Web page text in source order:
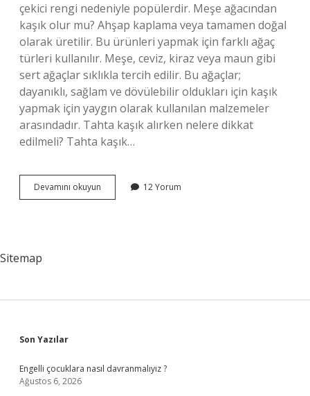
çekici rengi nedeniyle popülerdir. Meşe ağacından
kaşık olur mu? Ahşap kaplama veya tamamen doğal
olarak üretilir. Bu ürünleri yapmak için farklı ağaç
türleri kullanılır. Meşe, ceviz, kiraz veya maun gibi
sert ağaçlar sıklıkla tercih edilir. Bu ağaçlar;
dayanıklı, sağlam ve dövülebilir oldukları için kaşık
yapmak için yaygın olarak kullanılan malzemeler
arasındadır. Tahta kaşık alırken nelere dikkat
edilmeli? Tahta kaşık…
Devamını okuyun
Iyi
12 Yorum
Sitemap
Sidebar
Son Yazılar
Engelli çocuklara nasıl davranmalıyız ?
Ağustos 6, 2026